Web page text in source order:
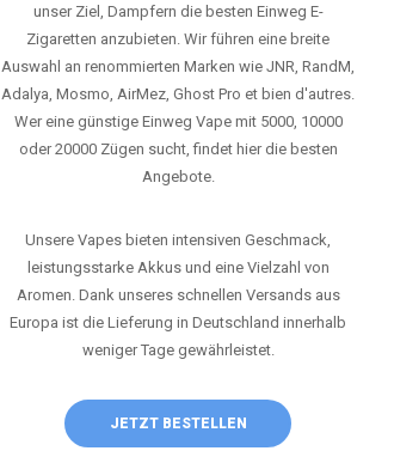
unser Ziel, Dampfern die besten Einweg E-
Zigaretten anzubieten. Wir führen eine breite
Auswahl an renommierten Marken wie JNR, RandM,
Adalya, Mosmo, AirMez, Ghost Pro et bien d'autres.
Wer eine günstige Einweg Vape mit 5000, 10000
oder 20000 Zügen sucht, findet hier die besten
Angebote.
Unsere Vapes bieten intensiven Geschmack,
leistungsstarke Akkus und eine Vielzahl von
Aromen. Dank unseres schnellen Versands aus
Europa ist die Lieferung in Deutschland innerhalb
weniger Tage gewährleistet.
JETZT BESTELLEN